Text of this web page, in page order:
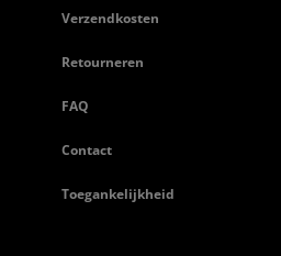
Verzendkosten
Retourneren
FAQ
Contact
Toegankelijkheid